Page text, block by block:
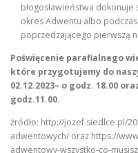
błogosławieństwa
okres Adwentu albo
poprzedzającego pierwszą
Poświęcenie parafialnego
które przygotujemy do
02.12.2023– o godz. 18.00
godz.11.00.
źródło: http://jozef.siedlce.pl/
adwentowych/ oraz https://
adwentowy-wszystko-co-